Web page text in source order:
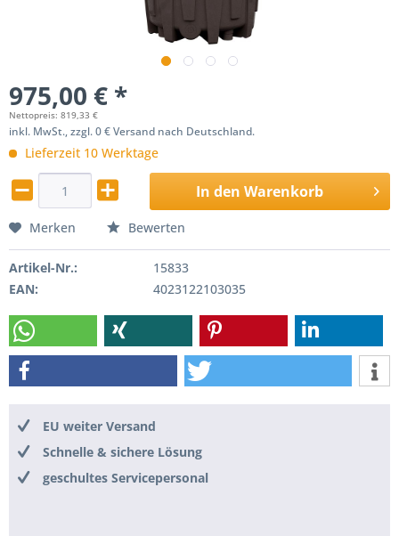
975,00 € *
Nettopreis: 819,33 €
inkl. MwSt., zzgl. 0 € Versand nach Deutschland.
Lieferzeit 10 Werktage
In den Warenkorb
Merken Bewerten
Artikel-Nr.:
15833
EAN:
4023122103035
EU weiter Versand
Schnelle & sichere Lösung
geschultes Servicepersonal